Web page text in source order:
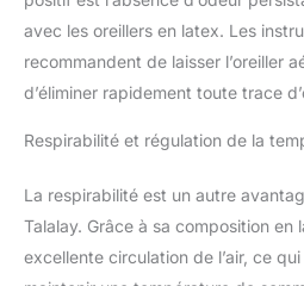
avec les oreillers en latex. Les
recommandent de laisser l’oreiller
d’éliminer rapidement toute trace
Respirabilité et régulation de la
La respirabilité est un autre
Talalay. Grâce à sa composition en
excellente circulation de l’air, ce